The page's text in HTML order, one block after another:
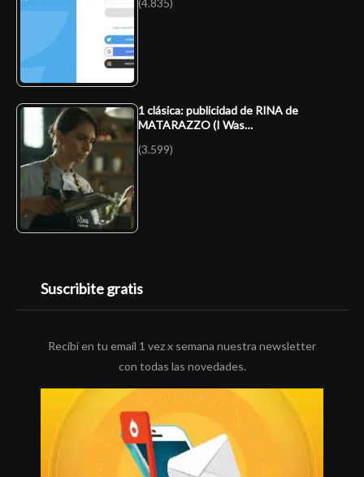
(4.835)
1 clásica: publicidad de RINA de
MATARAZZO (I Was…
(3.599)
Suscribite gratis
Recibí en tu email 1 vez x semana nuestra newsletter
con todas las novedades.